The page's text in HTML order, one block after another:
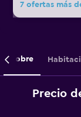
7 ofertas más
Sobre
Precio